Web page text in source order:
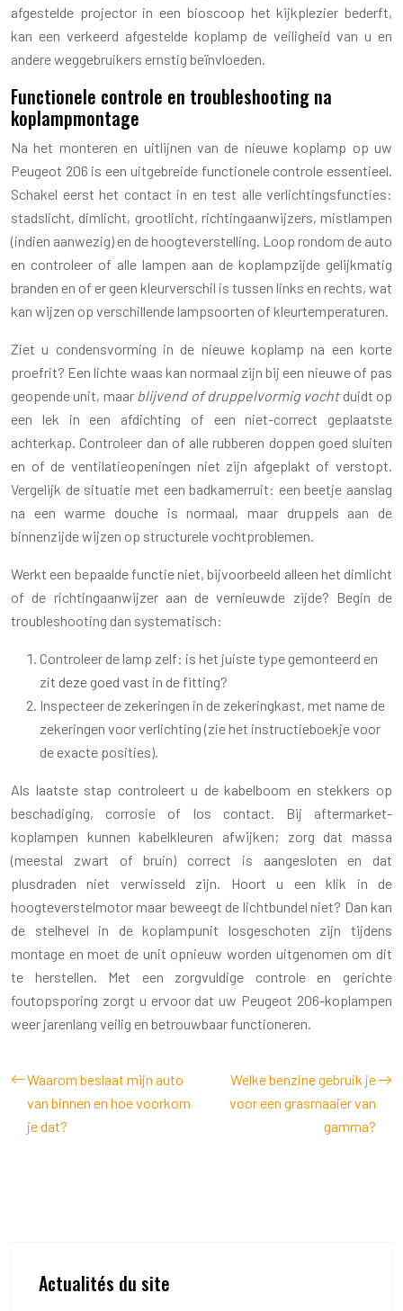
afgestelde projector in een bioscoop het kijkplezier bederft,
kan een verkeerd afgestelde koplamp de veiligheid van u en
andere weggebruikers ernstig beïnvloeden.
Functionele controle en troubleshooting na
koplampmontage
Na het monteren en uitlijnen van de nieuwe koplamp op uw
Peugeot 206 is een uitgebreide functionele controle essentieel.
Schakel eerst het contact in en test alle verlichtingsfuncties:
stadslicht, dimlicht, grootlicht, richtingaanwijzers, mistlampen
(indien aanwezig) en de hoogteverstelling. Loop rondom de auto
en controleer of alle lampen aan de koplampzijde gelijkmatig
branden en of er geen kleurverschil is tussen links en rechts, wat
kan wijzen op verschillende lampsoorten of kleurtemperaturen.
Ziet u condensvorming in de nieuwe koplamp na een korte
proefrit? Een lichte waas kan normaal zijn bij een nieuwe of pas
geopende unit, maar blijvend of druppelvormig vochtduidt op
een lek in een afdichting of een niet-correct geplaatste
achterkap. Controleer dan of alle rubberen doppen goed sluiten
en of de ventilatieopeningen niet zijn afgeplakt of verstopt.
Vergelijk de situatie met een badkamerruit: een beetje aanslag
na een warme douche is normaal, maar druppels aan de
binnenzijde wijzen op structurele vochtproblemen.
Werkt een bepaalde functie niet, bijvoorbeeld alleen het dimlicht
of de richtingaanwijzer aan de vernieuwde zijde? Begin de
troubleshooting dan systematisch:
Controleer de lamp zelf: is het juiste type gemonteerd en
zit deze goed vast in de fitting?
Inspecteer de zekeringen in de zekeringkast, met name de
zekeringen voor verlichting (zie het instructieboekje voor
de exacte posities).
Als laatste stap controleert u de kabelboom en stekkers op
beschadiging, corrosie of los contact. Bij aftermarket-
koplampen kunnen kabelkleuren afwijken; zorg dat massa
(meestal zwart of bruin) correct is aangesloten en dat
plusdraden niet verwisseld zijn. Hoort u een klik in de
hoogteverstelmotor maar beweegt de lichtbundel niet? Dan kan
de stelhevel in de koplampunit losgeschoten zijn tijdens
montage en moet de unit opnieuw worden uitgenomen om dit
te herstellen. Met een zorgvuldige controle en gerichte
foutopsporing zorgt u ervoor dat uw Peugeot 206-koplampen
weer jarenlang veilig en betrouwbaar functioneren.
Waarom beslaat mijn auto
van binnen en hoe voorkom
je dat?
Welke benzine gebruik je
voor een grasmaaier van
gamma?
Actualités du site